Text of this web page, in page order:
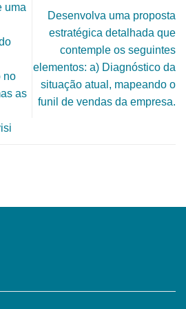
uma
no
as
Desenvolva uma proposta
estratégica detalhada que
contemple os seguintes
elementos: a) Diagnóstico da
situação atual, mapeando o
funil de vendas da empresa.